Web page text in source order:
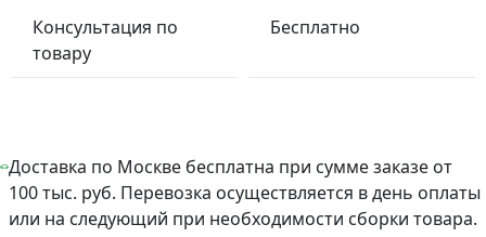
Консультация по
товару
Бесплатно
Доставка по Москве бесплатна при сумме заказе от
100 тыс. руб. Перевозка осуществляется в день оплаты
или на следующий при необходимости сборки товара.